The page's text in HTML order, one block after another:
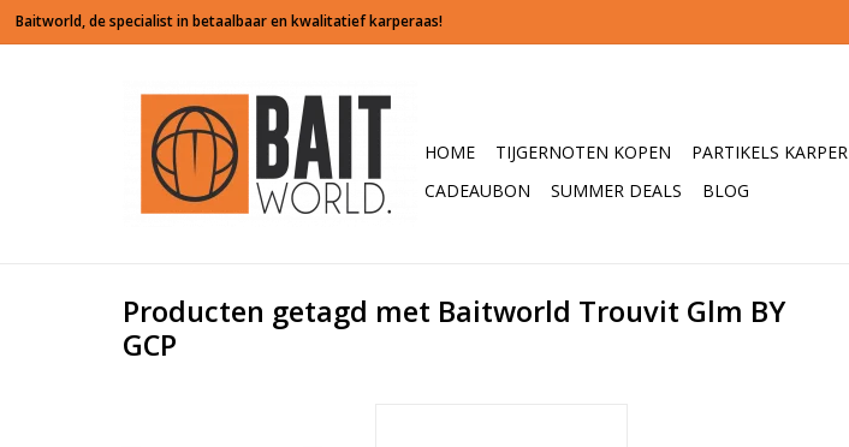
HOME TIJGERNOTEN KOPEN PARTIKELS KARPER
CADEAUBON
SUMMER DEALS BLOG
Producten getagd met Baitworld Trouvit Glm BY
GCP